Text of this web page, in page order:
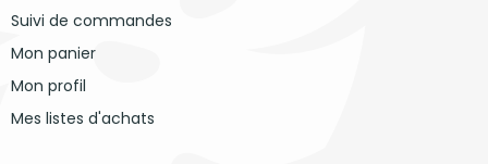
Suivi de commandes
Mon panier
Mon profil
Mes listes d'achats